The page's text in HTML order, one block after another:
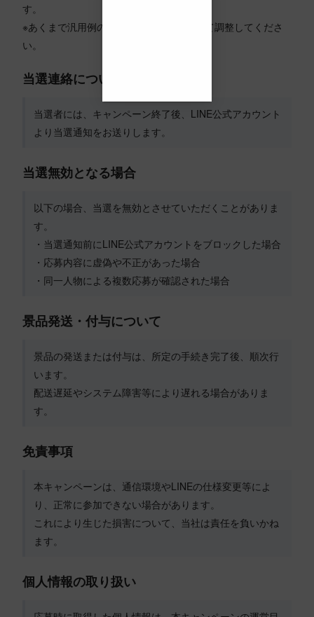
す。
※あくまで汎用例のため、実施内容に応じて調整してくださ
い。
当選連絡について
当選者には、キャンペーン終了後、LINE公式アカウント
より当選通知をお送りします。
当選無効となる場合
以下の場合、当選を無効とさせていただくことがありま
す。
・当選通知前にLINE公式アカウントをブロックした場合
・応募内容に虚偽や不正があった場合
・同一人物による複数応募が確認された場合
景品発送・付与について
景品の発送または付与は、所定の手続き完了後、順次行
います。
配送遅延やシステム障害等により遅れる場合がありま
す。
免責事項
本キャンペーンは、通信環境やLINEの仕様変更等によ
り、正常に参加できない場合があります。
これにより生じた損害について、当社は責任を負いかね
ます。
個人情報の取り扱い